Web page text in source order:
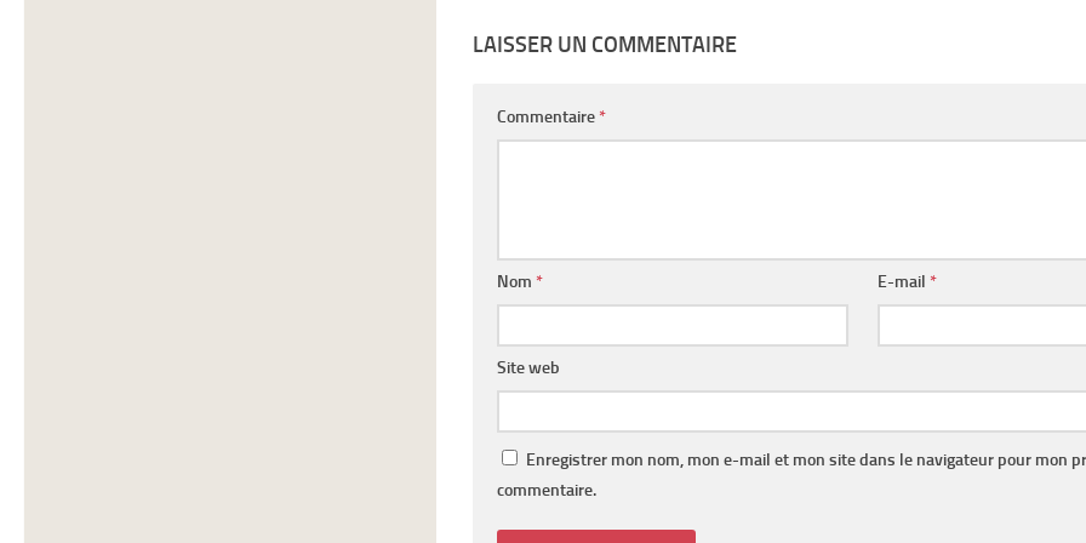
LAISSER UN COMMENTAIRE
Commentaire *
Nom * E-mail *
Site web
Enregistrer mon nom, mon e-mail et mon site dans le navigateur pour mon
commentaire.